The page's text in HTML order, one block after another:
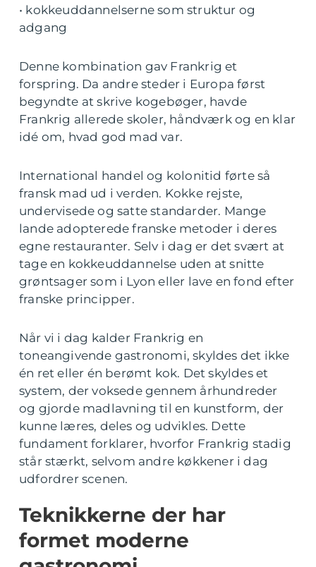
• kokkeuddannelserne som struktur og
adgang
Denne kombination gav Frankrig et
forspring. Da andre steder i Europa først
begyndte at skrive kogebøger, havde
Frankrig allerede skoler, håndværk og en klar
idé om, hvad god mad var.
International handel og kolonitid førte så
fransk mad ud i verden. Kokke rejste,
undervisede og satte standarder. Mange
lande adopterede franske metoder i deres
egne restauranter. Selv i dag er det svært at
tage en kokkeuddannelse uden at snitte
grøntsager som i Lyon eller lave en fond efter
franske principper.
Når vi i dag kalder Frankrig en
toneangivende gastronomi, skyldes det ikke
én ret eller én berømt kok. Det skyldes et
system, der voksede gennem århundreder
og gjorde madlavning til en kunstform, der
kunne læres, deles og udvikles. Dette
fundament forklarer, hvorfor Frankrig stadig
står stærkt, selvom andre køkkener i dag
udfordrer scenen.
Teknikkerne der har
formet moderne